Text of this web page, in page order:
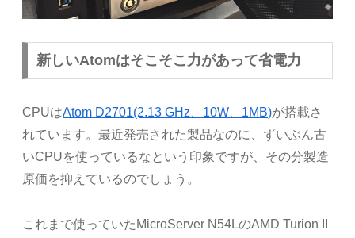
新しいAtomはそこそこ力があって省電力
CPUはAtom D2701(2.13 GHz、10W、1MB)が搭載さ
れています。最近発売された製品なのに、ずいぶん古
いCPUを使っているなという印象ですが、その分製造
原価を抑えているのでしょう。
これまで使っていたMicroServer N54LのAMD Turion II